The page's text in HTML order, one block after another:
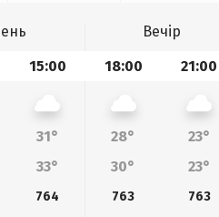
Вечір
15:00 18:00 21:00
31° 28°
23°
33° 30° 23°
764 763
763